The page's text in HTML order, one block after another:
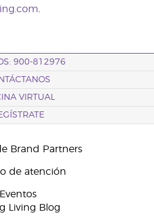
900-812976
VIRTUAL
Brand Partners
de atención
Eventos
Living Blog